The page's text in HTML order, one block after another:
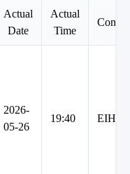
Actual
Date
Actual
Time
2026-
05-26
19:40 EIH